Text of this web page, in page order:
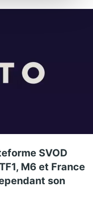
SVOD
M6 et France
son